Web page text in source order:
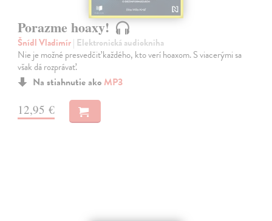
Porazme hoaxy!
Šnídl Vladimír| Elektronická audiokniha
Nie je možné presvedčiť každého, kto verí hoaxom. S viacerými sa
však dá rozprávať.
Na stiahnutie ako MP3
12,95 €